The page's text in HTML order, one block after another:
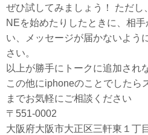
ぜひ試してみましょう！ ただし
NEを始めたりしたときに、相
い、メッセージが届かないよう
さい。
以上が勝手にトークに追加され
この他にiphoneのことでしたら
までお気軽にご相談ください
〒551-0002
大阪府大阪市大正区三軒東１丁